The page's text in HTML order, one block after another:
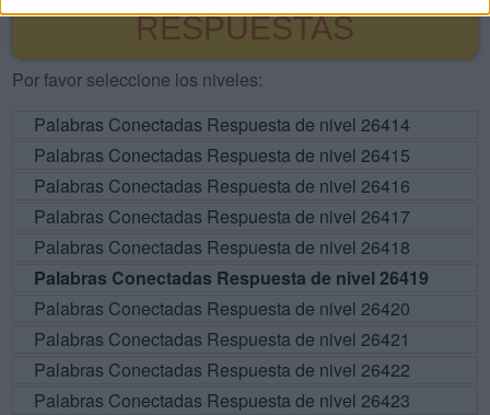
RESPUESTAS
Por favor seleccione los niveles:
Palabras Conectadas Respuesta de nivel 26414
Palabras Conectadas Respuesta de nivel 26415
Palabras Conectadas Respuesta de nivel 26416
Palabras Conectadas Respuesta de nivel 26417
Palabras Conectadas Respuesta de nivel 26418
Palabras Conectadas Respuesta de nivel 26419
Palabras Conectadas Respuesta de nivel 26420
Palabras Conectadas Respuesta de nivel 26421
Palabras Conectadas Respuesta de nivel 26422
Palabras Conectadas Respuesta de nivel 26423